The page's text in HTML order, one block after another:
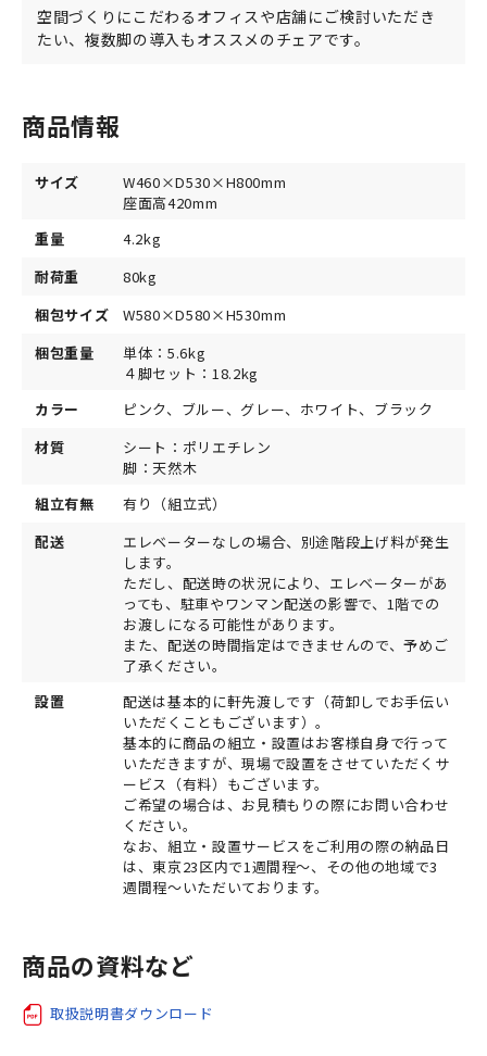
空間づくりにこだわるオフィスや店舗にご検討いただき
たい、複数脚の導入もオススメのチェアです。
商品情報
サイズ
W460×D530×H800mm
座面高420mm
重量
4.2kg
耐荷重
80kg
梱包サイズ
W580×D580×H530mm
梱包重量
単体：5.6kg
４脚セット：18.2kg
カラー
ピンク、ブルー、グレー、ホワイト、ブラック
材質
シート：ポリエチレン
脚：天然木
組立有無
有り（組立式）
配送
エレベーターなしの場合、別途階段上げ料が発生
します。
ただし、配送時の状況により、エレベーターがあ
っても、駐車やワンマン配送の影響で、1階での
お渡しになる可能性があります。
また、配送の時間指定はできませんので、予めご
了承ください。
設置
配送は基本的に軒先渡しです（荷卸しでお手伝い
いただくこともございます）。
基本的に商品の組立・設置はお客様自身で行って
いただきますが、現場で設置をさせていただくサ
ービス（有料）もございます。
ご希望の場合は、お見積もりの際にお問い合わせ
ください。
なお、組立・設置サービスをご利用の際の納品日
は、東京23区内で1週間程～、その他の地域で3
週間程～いただいております。
商品の資料など
取扱説明書ダウンロード